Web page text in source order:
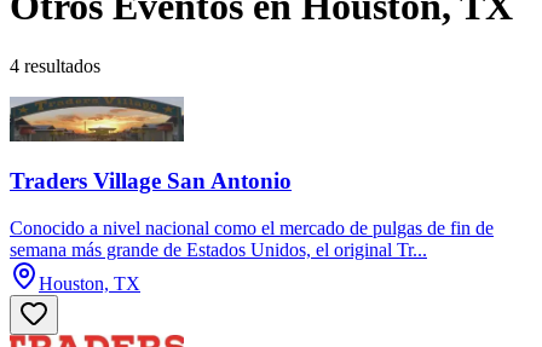
4 resultados
Traders Village San Antonio
Conocido a nivel nacional como el mercado de pulgas de fin de
semana más grande de Estados Unidos, el original Tr...
Houston, TX